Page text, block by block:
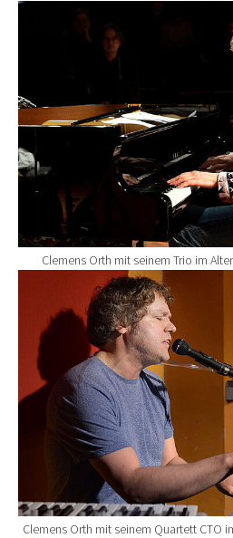
Show larger version for:
Clemens Orth mit seinem Trio im
Show larger version for:
Clemens Orth mit seinem Quartett CTO